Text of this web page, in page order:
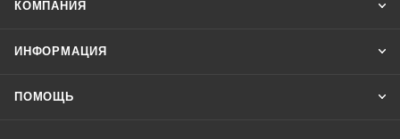
КОМПАНИЯ
ИНФОРМАЦИЯ
ПОМОЩЬ